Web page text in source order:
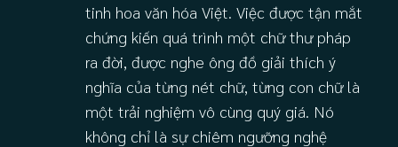
tinh hoa văn hóa Việt. Việc được tận mắt
chứng kiến quá trình một chữ thư pháp
ra đời, được nghe ông đồ giải thích ý
nghĩa của từng nét chữ, từng con chữ là
một trải nghiệm vô cùng quý giá. Nó
không chỉ là sự chiêm ngưỡng nghệ